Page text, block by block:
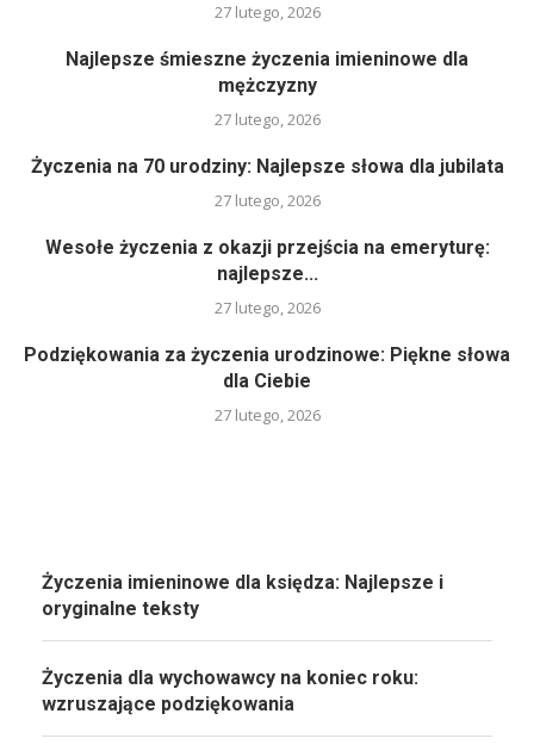
27 lutego, 2026
Najlepsze śmieszne życzenia imieninowe dla
mężczyzny
27 lutego, 2026
Życzenia na 70 urodziny: Najlepsze słowa dla jubilata
27 lutego, 2026
Wesołe życzenia z okazji przejścia na emeryturę:
najlepsze...
27 lutego, 2026
Podziękowania za życzenia urodzinowe: Piękne słowa
dla Ciebie
27 lutego, 2026
Życzenia imieninowe dla księdza: Najlepsze i
oryginalne teksty
Życzenia dla wychowawcy na koniec roku:
wzruszające podziękowania